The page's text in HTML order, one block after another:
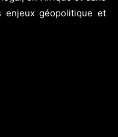
enjeux géopolitique et